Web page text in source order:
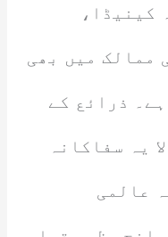
کینیڈا،
ممالک میں بھی
ذرائع کے
یہ سفاکانہ
عالمی